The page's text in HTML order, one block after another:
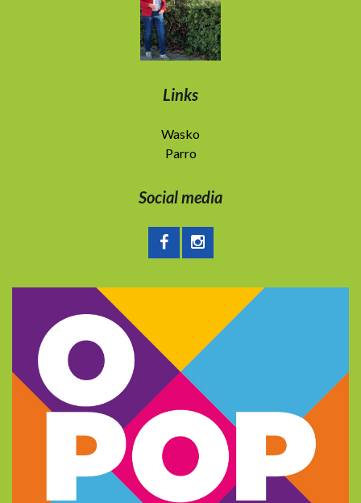
Links
Wasko
Parro
Social media